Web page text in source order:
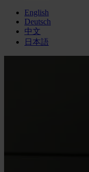
English
Deutsch
中文
日本語